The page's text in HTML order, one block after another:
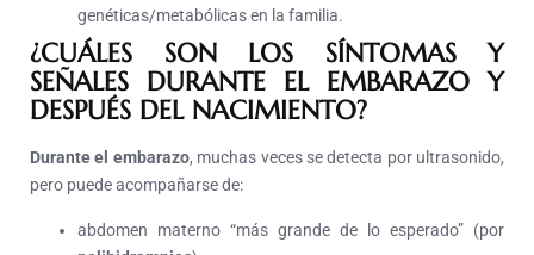
genéticas/metabólicas en la familia.
¿CUÁLES SON LOS SÍNTOMAS Y
SEÑALES DURANTE EL EMBARAZO Y
DESPUÉS DEL NACIMIENTO?
Durante el embarazo, muchas veces se detecta por ultrasonido,
pero puede acompañarse de:
abdomen materno “más grande de lo esperado” (por